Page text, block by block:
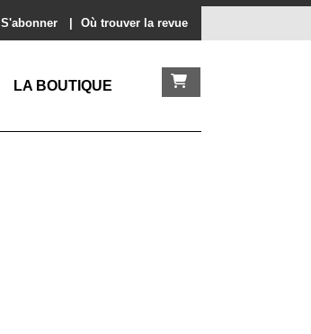
S'abonner Où trouver la revue
LA BOUTIQUE